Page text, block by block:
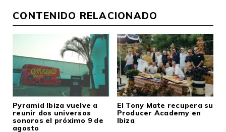
CONTENIDO RELACIONADO
Pyramid Ibiza vuelve a
reunir dos universos
sonoros el próximo 9 de
agosto
El Tony Mate recupera su
Producer Academy en
Ibiza